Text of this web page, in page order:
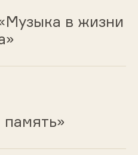
в жизни